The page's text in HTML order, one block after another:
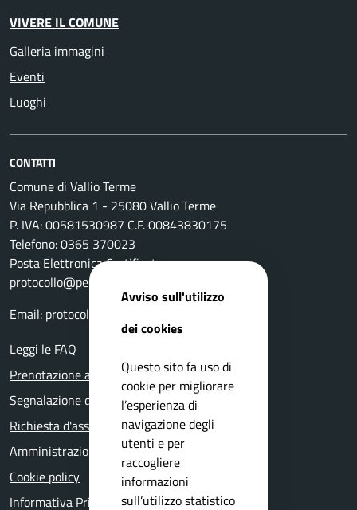
VIVERE IL COMUNE
Galleria immagini
Eventi
Luoghi
CONTATTI
Comune di Vallio Terme
Via Repubblica 1 - 25080 Vallio Terme
P. IVA: 00581530987 C.F. 00843830175
Telefono: 0365 370023
Posta Elettronica Certificata:
protocollo@pec.comune.vallioterme.bs.it
Email: protocollo@pec.comune.vallioterme.bs.it
Leggi le FAQ
Prenotazione appuntamento
Segnalazione disservizio
Richiesta d'assistenza
Amministrazione trasparente
Cookie policy
Informativa Privacy
Avviso sull'utilizzo
dei cookies
Questo sito fa uso di
cookie per migliorare
l’esperienza di
navigazione degli
utenti e per
raccogliere
informazioni
sull’utilizzo statistico